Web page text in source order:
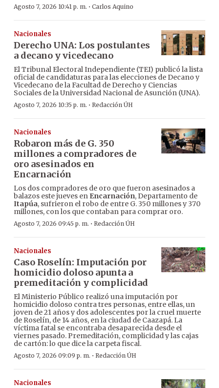
Agosto 7, 2026 10:41 p. m. · Carlos Aquino
Nacionales
Derecho UNA: Los postulantes
a decano y vicedecano
El Tribunal Electoral Independiente (TEI) publicó la lista
oficial de candidaturas para las elecciones de Decano y
Vicedecano de la Facultad de Derecho y Ciencias
Sociales de la Universidad Nacional de Asunción (UNA).
Agosto 7, 2026 10:35 p. m. · Redacción ÚH
Nacionales
Robaron más de G. 350
millones a compradores de
oro asesinados en
Encarnación
Los dos compradores de oro que fueron asesinados a
balazos este jueves en Encarnación, Departamento de
Itapúa, sufrieron el robo de entre G. 350 millones y 370
millones, con los que contaban para comprar oro.
Agosto 7, 2026 09:45 p. m. · Redacción ÚH
Nacionales
Caso Roselín: Imputación por
homicidio doloso apunta a
premeditación y complicidad
El Ministerio Público realizó una imputación por
homicidio doloso contra tres personas, entre ellas, un
joven de 21 años y dos adolescentes por la cruel muerte
de Roselín, de 14 años, en la ciudad de Caazapá. La
víctima fatal se encontraba desaparecida desde el
viernes pasado. Premeditación, complicidad y las cajas
de cartón: lo que dice la carpeta fiscal.
Agosto 7, 2026 09:09 p. m. · Redacción ÚH
Nacionales